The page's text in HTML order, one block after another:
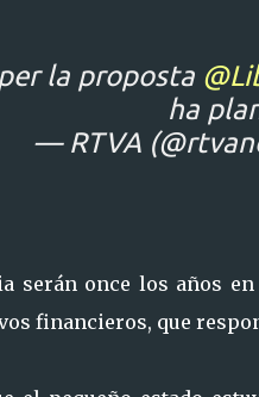
la proposta
ha
— RTVA
serán once los años
financieros, que